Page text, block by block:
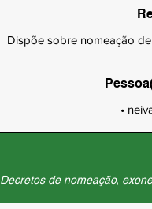
Dispõe sobre nomeação
•
Decretos de nomeação,